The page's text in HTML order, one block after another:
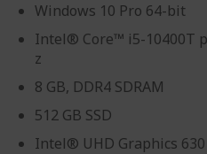
Windows 10 Pro 64-bit
Intel® Core™ i5-10400T
z
8 GB, DDR4 SDRAM
512 GB SSD
Intel® UHD Graphics